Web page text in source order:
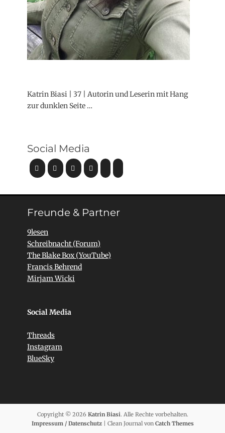
Katrin Biasi | 37 | Autorin und Leserin mit Hang
zur dunklen Seite …
Social Media
Freunde & Partner
9lesen
Schreibnacht (Forum)
The Blake Box (YouTube)
Francis Behrend
Mirjam Wicki
Social Media
Threads
Instagram
BlueSky
Copyright © 2026 Katrin Biasi. Alle Rechte vorbehalten.
Impressum / Datenschutz| Clean Journal von Catch Themes